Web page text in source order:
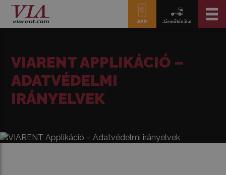
APP Járműkínálat
VIARENT APPLIKÁCIÓ –
ADATVÉDELMI
IRÁNYELVEK